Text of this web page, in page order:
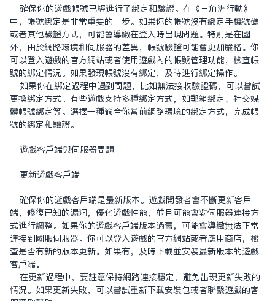
確保你的遊戲帳號已經進行了綁定和驗證。在《三角洲行動》
中，帳號綁定是非常重要的一步。如果你的帳號沒有綁定手機號碼
或者其他驗證方式，可能會導致在登入時出現問題。特別是在國
外，由於網路環境和伺服器的差異，帳號驗證可能會更加嚴格。你
可以登入遊戲的官方網站或者使用遊戲內的帳號管理功能，檢查帳
號的綁定情況。如果發現帳號沒有綁定，及時進行綁定操作。
如果你在綁定過程中遇到問題，比如無法接收驗證碼，可以嘗試
更換綁定方式。有些遊戲支持多種綁定方式，如郵箱綁定、社交媒
體帳號綁定等。選擇一種適合你當前網路環境的綁定方式，完成帳
號的綁定和驗證。
遊戲客戶端與伺服器問題
更新遊戲客戶端
確保你的遊戲客戶端是最新版本。遊戲開發者會不斷更新客戶
端，修復已知的漏洞，優化遊戲性能，並且可能會對伺服器連接方
式進行調整。如果你的遊戲客戶端版本過舊，可能會導致無法正常
連接到國服伺服器。你可以登入遊戲的官方網站或者應用商店，檢
查是否有新的版本更新。如果有，及時下載並安裝最新版本的遊戲
客戶端。
在更新過程中，要注意保持網路連接穩定，避免出現更新失敗的
情況。如果更新失敗，可以嘗試重新下載安裝包或者聯繫遊戲的客